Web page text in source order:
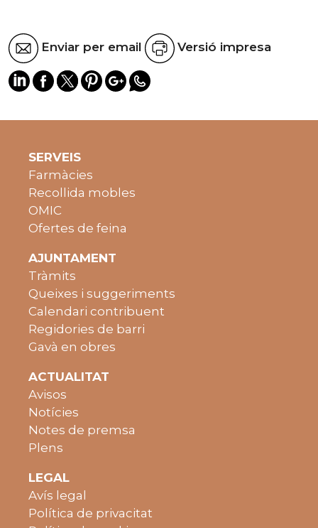
Enviar per email Versió impresa
SERVEIS
Farmàcies
Recollida mobles
OMIC
Ofertes de feina
AJUNTAMENT
Tràmits
Queixes i suggeriments
Calendari contribuent
Regidories de barri
Gavà en obres
ACTUALITAT
Avisos
Notícies
Notes de premsa
Plens
LEGAL
Avís legal
Política de privacitat